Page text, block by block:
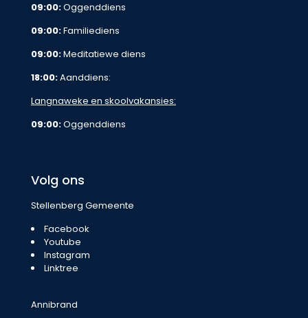
09:00:Oggenddiens
09:00:Familiediens
09:00:Meditatiewe diens
18:00:Aanddiens:
Langnaweke en skoolvakansies:
09:00:Oggenddiens
Volg ons
Stellenberg Gemeente
Facebook
Youtube
Instagram
Linktree
Annibrand